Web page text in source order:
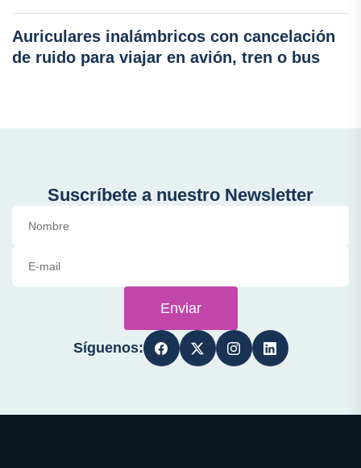
Auriculares inalámbricos con cancelación
de ruido para viajar en avión, tren o bus
Suscríbete a nuestro Newsletter
Enviar
Síguenos: